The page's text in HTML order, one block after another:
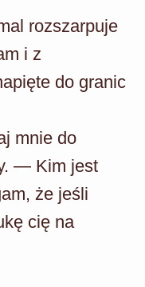
rozszarpuje
i z
do granic
mnie do
— Kim jest
że jeśli
cię na